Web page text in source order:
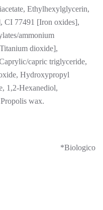
Ethylhexylglycerin,
CI 77491 [Iron oxides],
ammonium
dioxide],
capric triglyceride,
Hydroxypropyl
1,2-Hexanediol,
wax.
*Biologico